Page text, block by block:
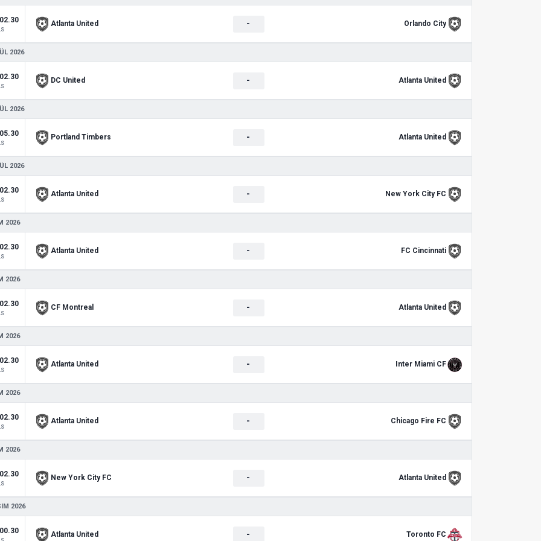
02.30 Atlanta United - Orlando City
2026
02.30 DC United - Atlanta United
2026
05.30 Portland Timbers - Atlanta United
2026
02.30 Atlanta United - New York City FC
2026
02.30 Atlanta United - FC Cincinnati
2026
02.30 CF Montreal - Atlanta United
2026
02.30 Atlanta United - Inter Miami CF
2026
02.30 Atlanta United - Chicago Fire FC
2026
02.30 New York City FC - Atlanta United
2026
00.30 Atlanta United - Toronto FC